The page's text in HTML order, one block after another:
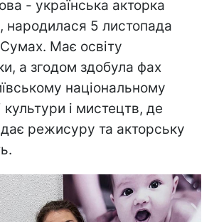
- українська акторка
народилася 5 листопада
Має освіту
а згодом здобула фах
національному
культури і мистецтв, де
режисуру та акторську